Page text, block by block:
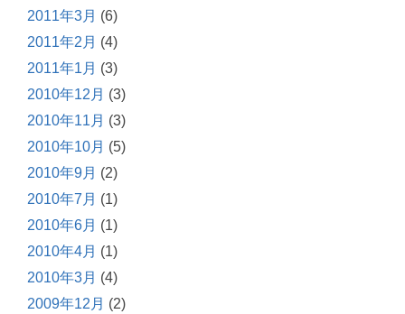
2011年3月 (6)
2011年2月 (4)
2011年1月 (3)
2010年12月 (3)
2010年11月 (3)
2010年10月 (5)
2010年9月 (2)
2010年7月 (1)
2010年6月 (1)
2010年4月 (1)
2010年3月 (4)
2009年12月 (2)